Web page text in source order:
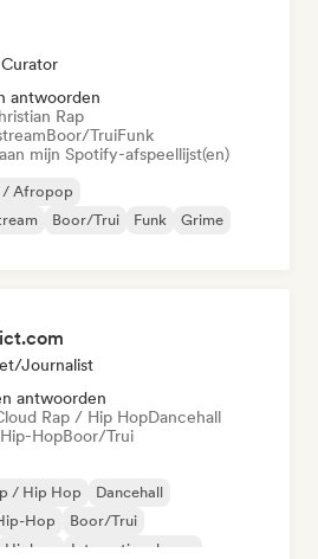
antwoorden
Rap
Boor/TruiFunk
mijn Spotify-afspeellijst(en)
Afropop
Boor/Trui Funk
Grime
Journalist
antwoorden
Rap / Hip HopDancehall
HopBoor/Trui
/ Hip Hop
Dancehall
Hop
Boor/Trui
Hiphop Internationale rap